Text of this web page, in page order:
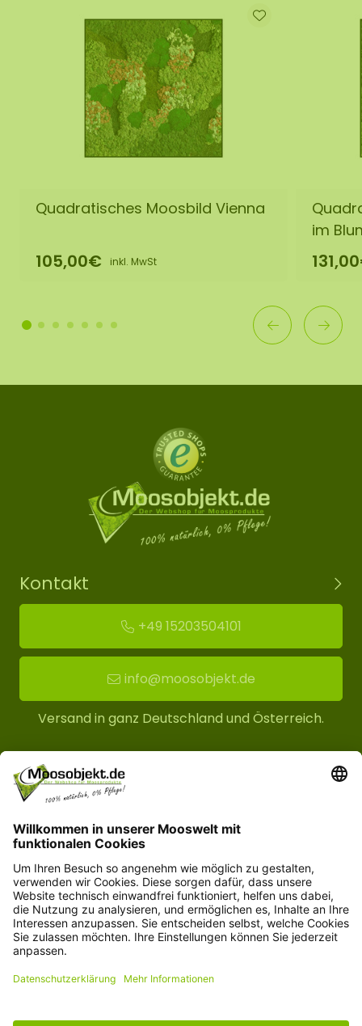
Quadratisches Moosbild Vienna
105,00€ inkl. MwSt
im
Kontakt
+49 15203504101
info@moosobjekt.de
Versand in ganz Deutschland und Österreich.
Kundenservice
Informationen
© Copyright 2026 moosobjekt.de